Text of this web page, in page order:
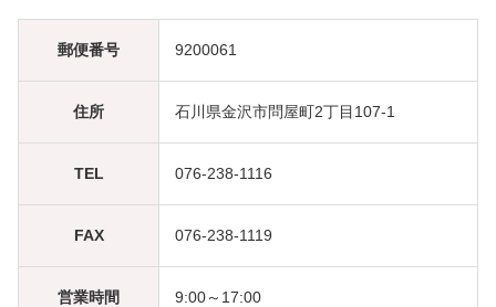
郵便番号 9200061
住所 石川県金沢市問屋町2丁目107-1
TEL 076-238-1116
FAX 076-238-1119
営業時間 9:00～17:00